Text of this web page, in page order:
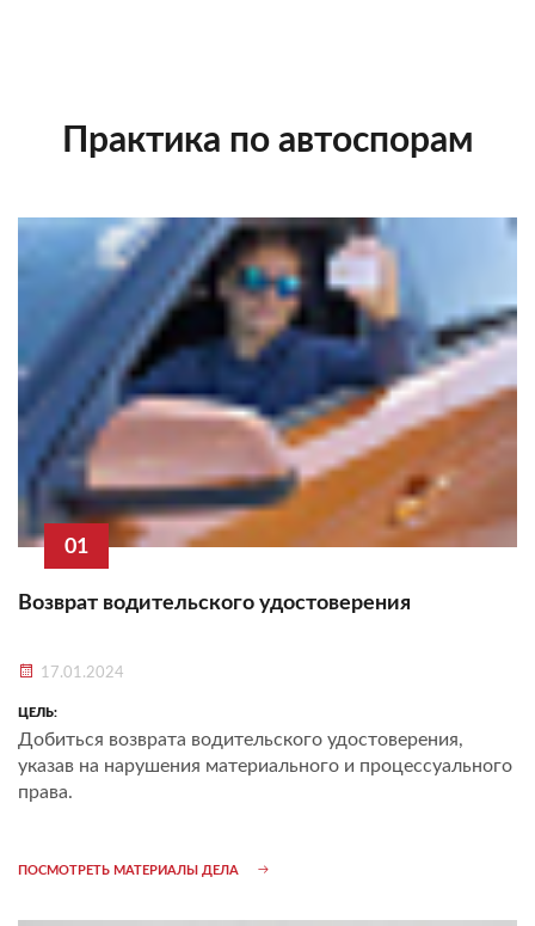
Практика по автоспорам
01
Возврат водительского удостоверения
17.01.2024
ЦЕЛЬ:
Добиться возврата водительского удостоверения,
указав на нарушения материального и процессуального
права.
ПОСМОТРЕТЬ МАТЕРИАЛЫ ДЕЛА